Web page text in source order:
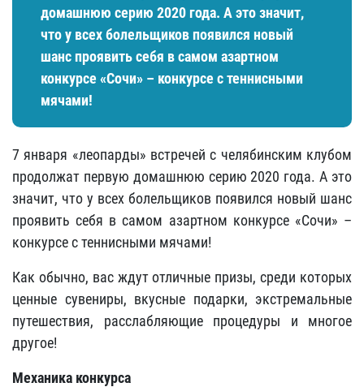
домашнюю серию 2020 года. А это значит,
что у всех болельщиков появился новый
шанс проявить себя в самом азартном
конкурсе «Сочи» – конкурсе с теннисными
мячами!
7 января «леопарды» встречей с челябинским клубом
продолжат первую домашнюю серию 2020 года. А это
значит, что у всех болельщиков появился новый шанс
проявить себя в самом азартном конкурсе «Сочи» –
конкурсе с теннисными мячами!
Как обычно, вас ждут отличные призы, среди которых
ценные сувениры, вкусные подарки, экстремальные
путешествия, расслабляющие процедуры и многое
другое!
Механика конкурса